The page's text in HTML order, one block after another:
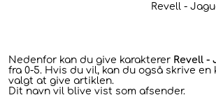
Revell -
Nedenfor kan du give karakterer Revell -
fra 0-5. Hvis du vil, kan du også skrive
valgt at give artiklen.
Dit navn vil blive vist som afsender.